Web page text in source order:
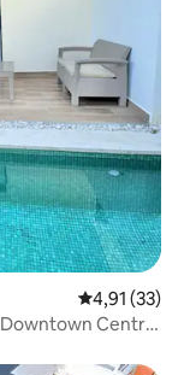
Gemiddelde
4,91 (33)
Central